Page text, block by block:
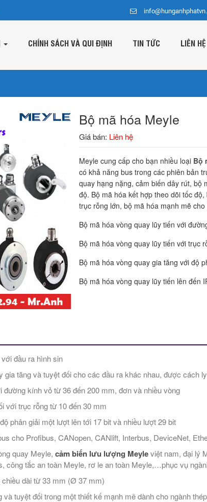
CHÍNH SÁCH VÀ QUI ĐỊNH TIN TỨC LIÊN HỆ
Bộ mã hóa Meyle
Giá bán: Liên hệ
Meyle cung cấp cho bạn nhiều loại Bộ
có khả năng bus trong các phiên bản
quay hạng nặng, cảm biến dây rút, bộ
độ. Bộ mã hóa kết hợp theo dõi tốc
trục rỗng lớn, bộ mã hóa mạnh mẽ
Bộ mã hóa vòng quay lũy tiến với
Bộ mã hóa vòng quay lũy tiến với trục
Bộ mã hóa vòng quay gia tăng với độ
Bộ mã hóa vòng quay lũy tiến lên đến
đầu ra hình sin
gia tăng và tuyệt đối cho các đầu ra khác nhau, được cách
đường kính vỏ từ 36 đến 200 mm, đơn và nhiều vòng
với trục rỗng từ 10 đến 30 mm
phân giải một lượt lên tới 17 bit và nhiều lượt 29 bit
cho Profibus, CANopen, CANlift, Interbus, DeviceNet,
quay Meyle, cảm biến lưu lượng Meyleviệt nam, đại lý
công tắc an toàn Meyle, rơ le an toàn Meyle,…phục vụ
dài từ 33 mm (Ø 37 mm)
và tuyệt đối trong một thiết kế mạnh mẽ dành cho ngành